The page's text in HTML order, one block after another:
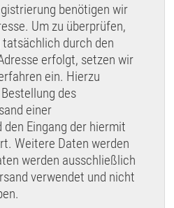
benötigen wir
Um zu überprüfen,
tatsächlich durch den
erfolgt, setzen wir
ein. Hierzu
des
einer
Eingang der hiermit
Weitere Daten werden
werden ausschließlich
verwendet und nicht